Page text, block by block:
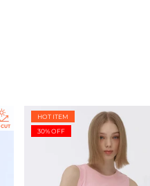
HOT ITEM
30% OFF